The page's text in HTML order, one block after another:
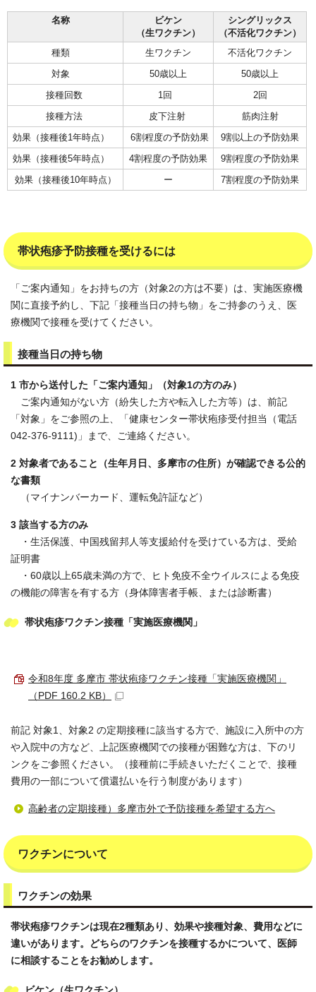
名称
ビケン
（生ワクチン）
シングリックス
（不活化ワクチン）
種類
生ワクチン
不活化ワクチン
対象
50歳以上
50歳以上
接種回数
1回
2回
接種方法
皮下注射
筋肉注射
効果（接種後1年時点）
6割程度の予防効果
9割以上の予防効果
効果（接種後5年時点）
4割程度の予防効果
9割程度の予防効果
効果（接種後10年時点）
ー 7割程度の予防効果
帯状疱疹予防接種を受けるには
「ご案内通知」をお持ちの方（対象2の方は不要）は、実施医療機
関に直接予約し、下記「接種当日の持ち物」をご持参のうえ、医
療機関で接種を受けてください。
接種当日の持ち物
1 市から送付した「ご案内通知」（対象1の方のみ）
ご案内通知がない方（紛失した方や転入した方等）は、前記
「対象」をご参照の上、「健康センター帯状疱疹受付担当（電話
042-376-9111)」まで、ご連絡ください。
2 対象者であること（生年月日、多摩市の住所）が確認できる公的
な書類
（マイナンバーカード、運転免許証など）
3 該当する方のみ
・生活保護、中国残留邦人等支援給付を受けている方は、受給
証明書
・60歳以上65歳未満の方で、ヒト免疫不全ウイルスによる免疫
の機能の障害を有する方（身体障害者手帳、または診断書）
帯状疱疹ワクチン接種「実施医療機関」
令和8年度 多摩市 帯状疱疹ワクチン接種「実施医療機関」
（PDF 160.2 KB）
前記 対象1、対象2 の定期接種に該当する方で、施設に入所中の方
や入院中の方など、上記医療機関での接種が困難な方は、下のリ
ンクをご参照ください。（接種前に手続きいただくことで、接種
費用の一部について償還払いを行う制度があります）
高齢者の定期接種）多摩市外で予防接種を希望する方へ
ワクチンについて
ワクチンの効果
帯状疱疹ワクチンは現在2種類あり、効果や接種対象、費用などに
違いがあります。どちらのワクチンを接種するかについて、医師
に相談することをお勧めします。